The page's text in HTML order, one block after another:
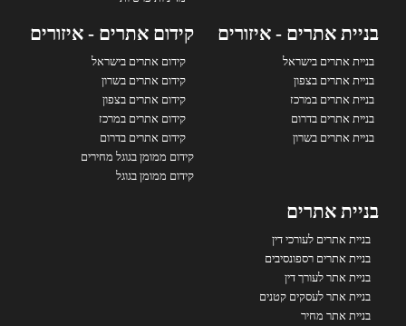
בניית אתרים - איזורים
בניית אתרים בישראל
בניית אתרים בצפון
בניית אתרים במרכז
בניית אתרים בדרום
בניית אתרים בשרון
קידום אתרים - איזורים
קידום אתרים בישראל
קידום אתרים בשרון
קידום אתרים בצפון
קידום אתרים במרכז
קידום אתרים בדרום
קידום ממומן בגוגל מחירים
קידום ממומן בגוגל
בניית אתרים
בניית אתרים לעורכי דין
בניית אתרים רספונסיבים
בניית אתר לעורך דין
בניית אתר לעסקים קטנים
בניית אתר מחיר